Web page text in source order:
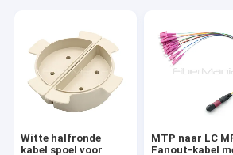
Witte halfronde
kabel spoel voor
MTP naar LC
Fanout-kabel